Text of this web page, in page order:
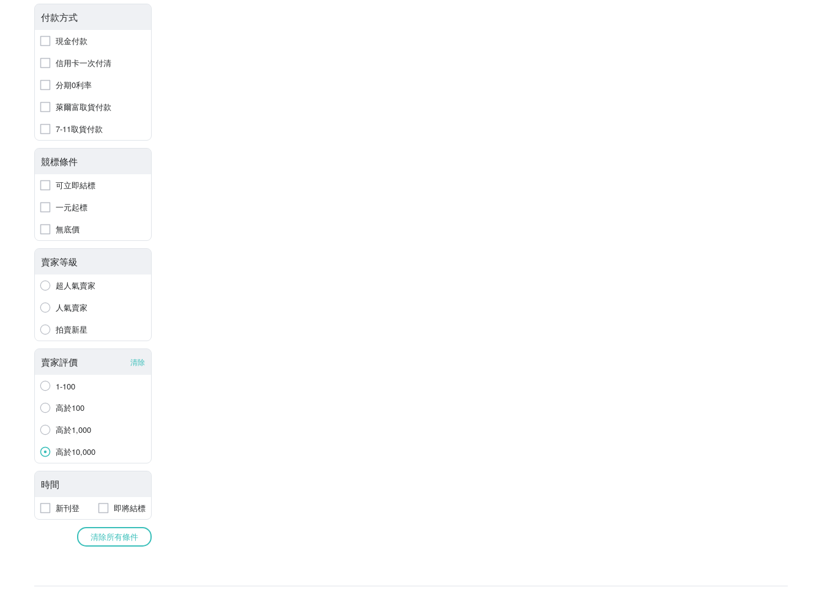
付款方式
現金付款
信用卡一次付清
分期0利率
萊爾富取貨付款
7-11取貨付款
競標條件
可立即結標
一元起標
無底價
賣家等級
超人氣賣家
人氣賣家
拍賣新星
賣家評價 清除
1-100
高於100
高於1,000
高於10,000
時間
新刊登 即將結標
清除所有條件